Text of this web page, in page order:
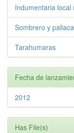
Indumentaria local
Sombrero y
Tarahumaras
Fecha de
2012
Has File(s)